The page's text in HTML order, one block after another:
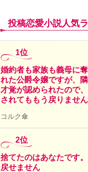
投稿恋愛小説人気
1位
婚約者も家族も義母に
れた公爵令嬢ですが、
才覚が認められたので
されてももう戻りません
コルク傘
2位
捨てたのはあなたです
戻せません